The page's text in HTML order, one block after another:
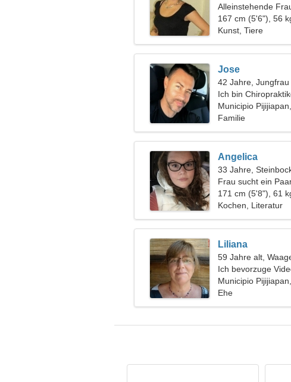
Alleinstehende
167 cm (5'6"), 56
Kunst, Tiere
Jose
42 Jahre, Jungfrau
Ich bin
freundliche Frau
Municipio
Familie
Angelica
33 Jahre,
Frau sucht ein
171 cm (5'8"), 61
Kochen, Literatur
Liliana
59 Jahre alt,
Ich bevorzuge
Municipio
Ehe